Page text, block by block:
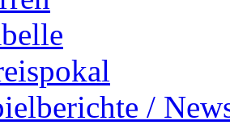
/